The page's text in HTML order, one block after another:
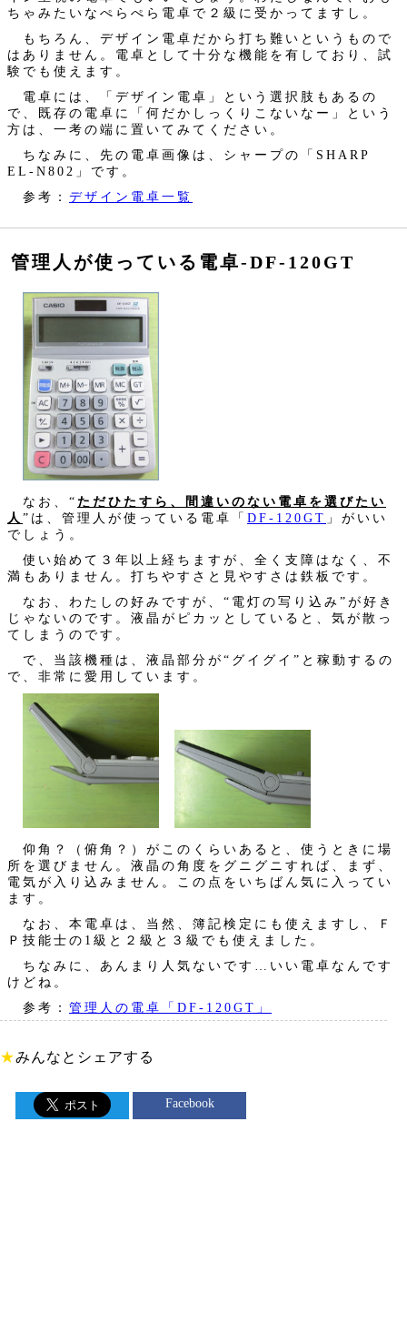
ちゃみたいなぺらぺら電卓で２級に受かってますし。
もちろん、デザイン電卓だから打ち難いというもので
はありません。電卓として十分な機能を有しており、試
験でも使えます。
電卓には、「デザイン電卓」という選択肢もあるの
で、既存の電卓に「何だかしっくりこないなー」という
方は、一考の端に置いてみてください。
ちなみに、先の電卓画像は、シャープの「SHARP
EL-N802」です。
参考： デザイン電卓一覧
管理人が使っている電卓‐DF-120GT
なお、“ただひたすら、間違いのない電卓を選びたい
人 ”は、管理人が使っている電卓「 DF-120GT 」がいい
でしょう。
使い始めて３年以上経ちますが、全く支障はなく、不
満もありません。打ちやすさと見やすさは鉄板です。
なお、わたしの好みですが、“電灯の写り込み”が好き
じゃないのです。液晶がピカッとしていると、気が散っ
てしまうのです。
で、当該機種は、液晶部分が“グイグイ”と稼動するの
で、非常に愛用しています。
仰角？（俯角？）がこのくらいあると、使うときに場
所を選びません。液晶の角度をグニグニすれば、まず、
電気が入り込みません。この点をいちばん気に入ってい
ます。
なお、本電卓は、当然、簿記検定にも使えますし、Ｆ
Ｐ技能士の1級と２級と３級でも使えました。
ちなみに、あんまり人気ないです…いい電卓なんです
けどね。
参考： 管理人の電卓「DF-120GT」
★みんなとシェアする
Facebook